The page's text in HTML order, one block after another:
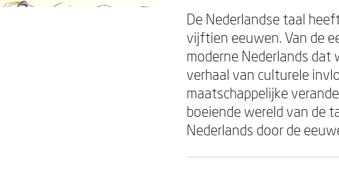
De Nederlandse taal
vijftien eeuwen. Van de
moderne Nederlands
verhaal van culturele
maatschappelijke
boeiende wereld van de
Nederlands door de